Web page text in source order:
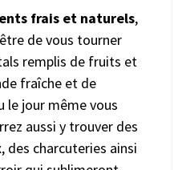
frais et naturels,
de vous tourner
remplis de fruits et
fraîche et de
le jour même vous
aussi y trouver des
charcuteries ainsi